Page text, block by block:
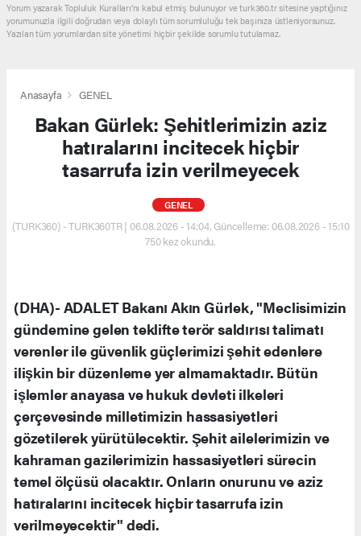
Yorum yazarak Topluluk Kuralları’nı kabul etmiş bulunuyor ve turk360.tr sitesine yaptığınız
yorumunuzla ilgili doğrudan veya dolaylı tüm sorumluluğu tek başınıza üstleniyorsunuz.
Yazılan tüm yorumlardan site yönetimi hiçbir şekilde sorumlu tutulamaz.
Anasayfa GENEL
Bakan Gürlek: Şehitlerimizin aziz
hatıralarını incitecek hiçbir
tasarrufa izin verilmeyecek
GENEL
(TURK360) - TURK360TR | 06.08.2026 - 14:04, Güncelleme: 06.08.2026 - 15:10
750 kez okundu.
(DHA)- ADALET Bakanı Akın Gürlek, "Meclisimizin
gündemine gelen teklifte terör saldırısı talimatı
verenler ile güvenlik güçlerimizi şehit edenlere
ilişkin bir düzenleme yer almamaktadır. Bütün
işlemler anayasa ve hukuk devleti ilkeleri
çerçevesinde milletimizin hassasiyetleri
gözetilerek yürütülecektir. Şehit ailelerimizin ve
kahraman gazilerimizin hassasiyetleri sürecin
temel ölçüsü olacaktır. Onların onurunu ve aziz
hatıralarını incitecek hiçbir tasarrufa izin
verilmeyecektir" dedi.